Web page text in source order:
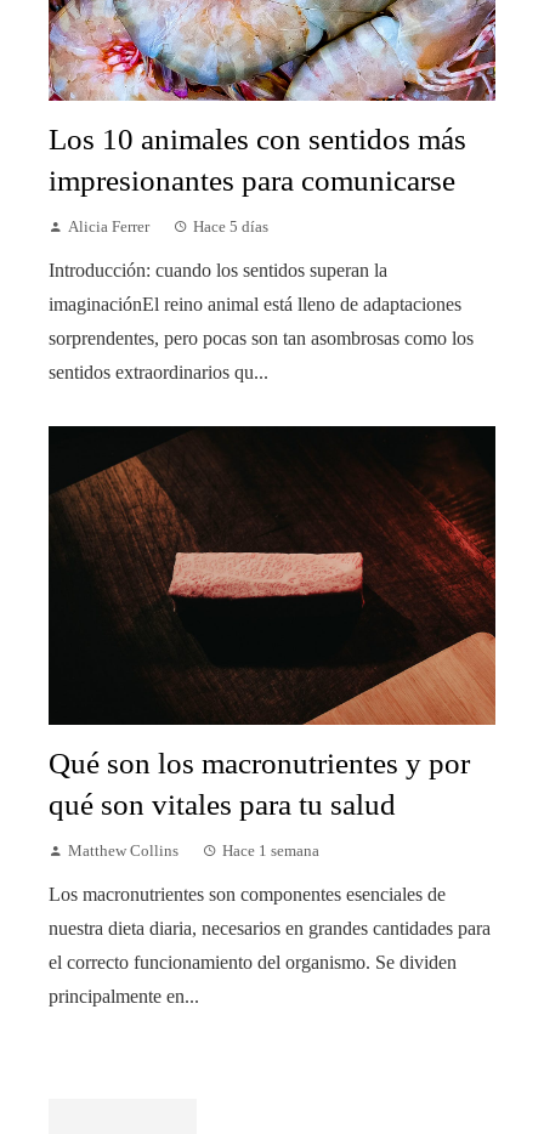
Los 10 animales con sentidos más
impresionantes para comunicarse
Alicia Ferrer Hace 5 días
Introducción: cuando los sentidos superan la
imaginaciónEl reino animal está lleno de adaptaciones
sorprendentes, pero pocas son tan asombrosas como los
sentidos extraordinarios qu...
Qué son los macronutrientes y por
qué son vitales para tu salud
Matthew Collins Hace 1 semana
Los macronutrientes son componentes esenciales de
nuestra dieta diaria, necesarios en grandes cantidades para
el correcto funcionamiento del organismo. Se dividen
principalmente en...